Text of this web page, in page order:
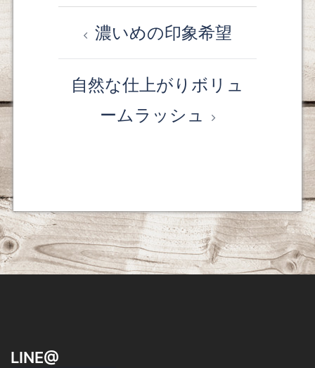
稿
シ
ョ
ン
濃いめの印象希望
自然な仕上がりボリュ
ームラッシュ
LINE@